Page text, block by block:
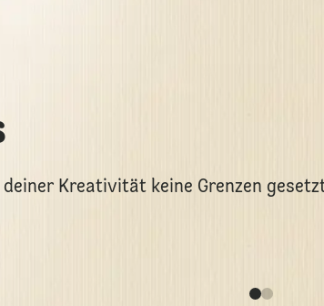
Kreativität keine Grenzen